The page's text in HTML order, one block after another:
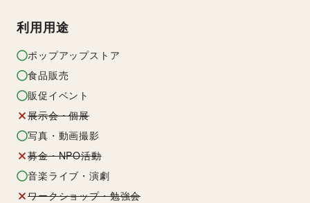
利用用途
ポップアップストア
食品販売
販促イベント
展示会・個展
写真・動画撮影
募金・NPO活動
音楽ライブ・演劇
ワークショップ・勉強会